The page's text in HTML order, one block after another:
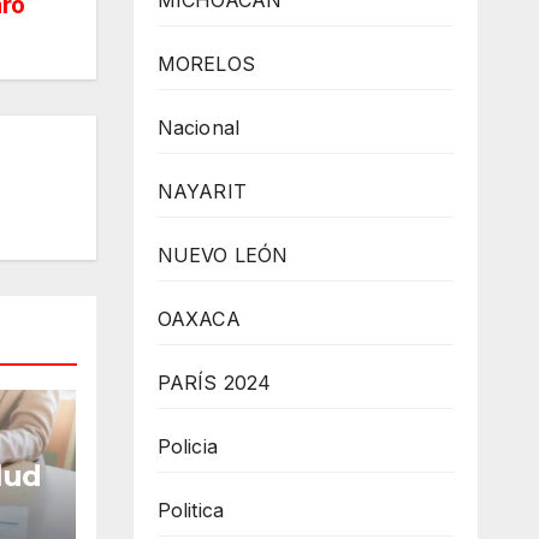
MORELOS
Nacional
NAYARIT
NUEVO LEÓN
OAXACA
PARÍS 2024
Policia
Politica